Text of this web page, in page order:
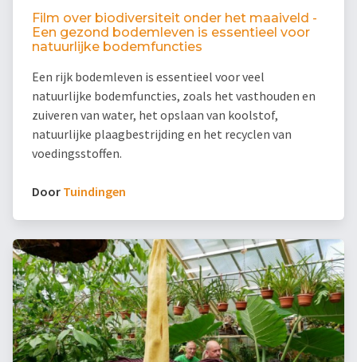
Film over biodiversiteit onder het maaiveld -
Een gezond bodemleven is essentieel voor
natuurlijke bodemfuncties
Een rijk bodemleven is essentieel voor veel
natuurlijke bodemfuncties, zoals het vasthouden en
zuiveren van water, het opslaan van koolstof,
natuurlijke plaagbestrijding en het recyclen van
voedingsstoffen.
Door Tuindingen